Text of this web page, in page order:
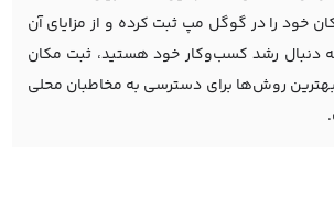
خود را در گوگل مپ ثبت کرده و از مزایای آن
دنبال رشد کسب‌وکار خود هستید، ثبت مکان
روش‌ها برای دسترسی به مخاطبان محلی